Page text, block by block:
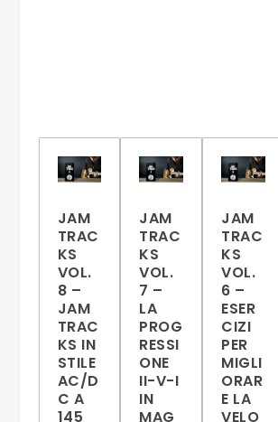
JAM
TRAC
KS
VOL.
8 –
JAM
TRAC
KS IN
STILE
AC/D
C A
145
JAM
TRAC
KS
VOL.
7 –
LA
PROG
RESSI
ONE
II-V-I
IN
MAG
JAM
TRAC
KS
VOL.
6 –
ESER
CIZI
PER
MIGLI
ORAR
E LA
VELO